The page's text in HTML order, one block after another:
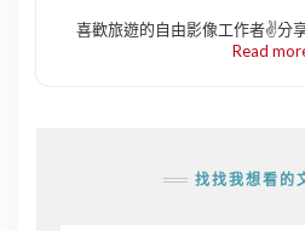
喜歡旅遊的自由影像工作者✌️分
Read
找找我想看的